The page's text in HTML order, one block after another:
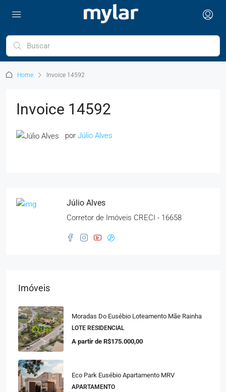
Home Invoice 14592
Invoice 14592
por Júlio Alves
Júlio Alves
Corretor de Imóveis CRECI - 16658
Imóveis
Moradas Do Eusébio Loteamento Mãe Rainha
LOTE RESIDENCIAL
A partir de R$175.000,00
Eco Park Eusébio Apartamento MRV
APARTAMENTO